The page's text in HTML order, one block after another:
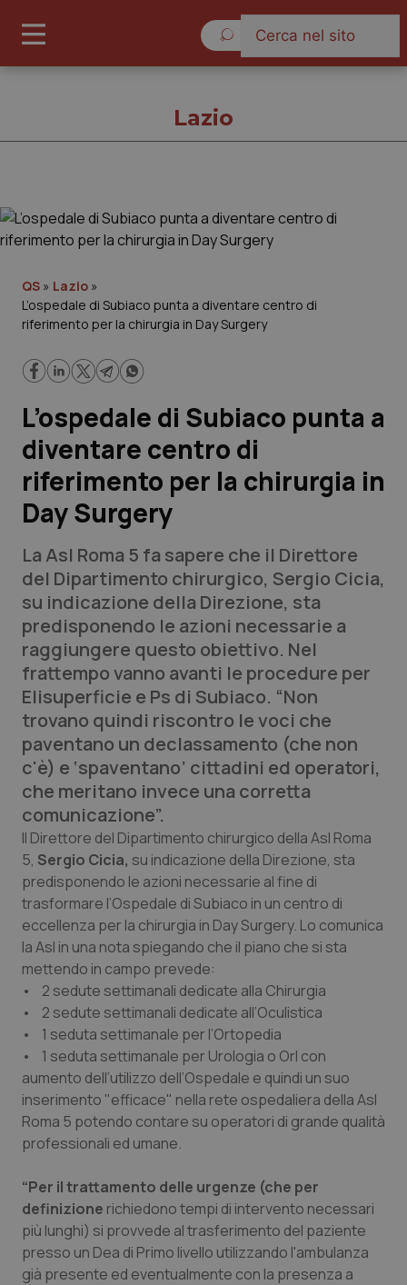
Governo e Parlamento
Regioni e Asl
Lavoro e Professioni
Scienza e Farmaci
Studi e Analisi
Lettere al direttore
Edizioni Regionali
QS Pro
Professionisti Sanitari.AI
Abruzzo
Basilicata
Calabria
Campania
Emilia-Romagna
Friuli Venezia Giulia
Lazio
Liguria
Lombardia
Molise
Piemonte
QS Pro Gold
Artrite & artrosi
Asma & BPCO
Car-T
Colesterolo & coronaropatie
Dermatite Atopica
Diabete & glucometri
Disturbi dell’umore
Dolore
Epatiti
HIV
QS Club Newsletter
Lazio
QS » Lazio »
L’ospedale di Subiaco punta a diventare centro di
riferimento per la chirurgia in Day Surgery
L’ospedale di Subiaco punta a
diventare centro di
riferimento per la chirurgia in
Day Surgery
La Asl Roma 5 fa sapere che il Direttore
del Dipartimento chirurgico, Sergio Cicia,
su indicazione della Direzione, sta
predisponendo le azioni necessarie a
raggiungere questo obiettivo. Nel
frattempo vanno avanti le procedure per
Elisuperficie e Ps di Subiaco. “Non
trovano quindi riscontro le voci che
paventano un declassamento (che non
c'è) e ‘spaventano’ cittadini ed operatori,
che meritano invece una corretta
comunicazione”.
Il Direttore del Dipartimento chirurgico della Asl Roma
5, Sergio Cicia, su indicazione della Direzione, sta
predisponendo le azioni necessarie al fine di
trasformare l’Ospedale di Subiaco in un centro di
eccellenza per la chirurgia in Day Surgery. Lo comunica
la Asl in una nota spiegando che il piano che si sta
mettendo in campo prevede:
• 2 sedute settimanali dedicate alla Chirurgia
• 2 sedute settimanali dedicate all’Oculistica
• 1 seduta settimanale per l’Ortopedia
• 1 seduta settimanale per Urologia o Orl con
aumento dell’utilizzo dell’Ospedale e quindi un suo
inserimento "efficace" nella rete ospedaliera della Asl
Roma 5 potendo contare su operatori di grande qualità
professionali ed umane.
“Per il trattamento delle urgenze (che per
definizione richiedono tempi di intervento necessari
più lunghi) si provvede al trasferimento del paziente
presso un Dea di Primo livello utilizzando l'ambulanza
già presente ed eventualmente con la presenza a